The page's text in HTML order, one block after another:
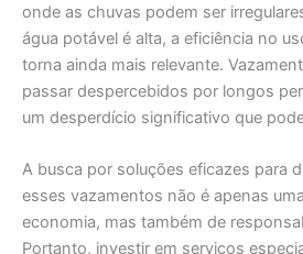
onde as chuvas podem ser
água potável é alta, a eficiência no
torna ainda mais relevante.
passar despercebidos por longos
um desperdício significativo que
A busca por soluções eficazes para
esses vazamentos não é apenas
economia, mas também de
Portanto, investir em serviços